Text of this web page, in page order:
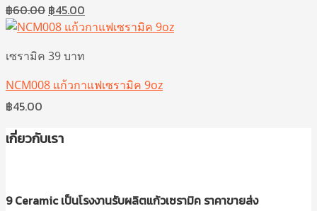
฿60.00 Original
price
฿60.00.
฿45.00
price
เซรามิค 39 บาท
NCM008 แก้วกาแฟเซรามิค 9oz
฿45.00
เกี่ยวกับเรา
9 Ceramic เป็นโรงงานรับผลิตแก้วเซรามิค ราคาขายส่ง